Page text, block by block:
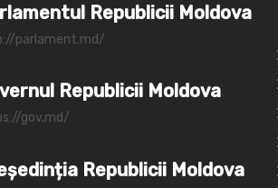
Republicii Moldova
parlament.md/
Republicii Moldova
gov.md/
Republicii Moldova